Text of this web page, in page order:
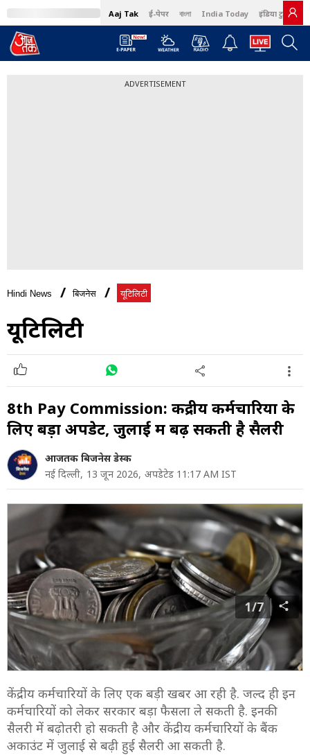
Aaj Tak ई-पेपर বাংলা India Today इंडिया टुडे हिंदी
ADVERTISEMENT
Hindi News बिजनेस यूटिलिटी
यूटिलिटी
8th Pay Commission: केंद्रीय कर्मचारियों के
लिए बड़ा अपडेट, जुलाई में बढ़ सकती है सैलरी
आजतक बिजनेस डेस्क
नई दिल्‍ली, 13 जून 2026, अपडेटेड 11:17 AM IST
1/7
केंद्रीय कर्मचारियों के लिए एक बड़ी खबर आ रही है. जल्‍द ही इन
कर्मचारियों को लेकर सरकार बड़ा फैसला ले सकती है. इनकी
सैलरी में बढ़ोतरी हो सकती है और केंद्रीय कर्मचारियों के बैंक
अकाउंट में जुलाई से बढ़ी हुई सैलरी आ सकती है.